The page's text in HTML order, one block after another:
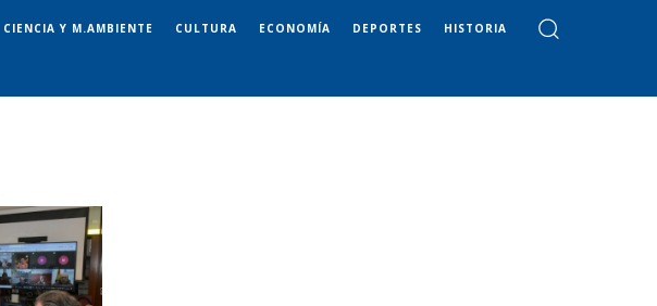
CIENCIA Y M.AMBIENTE CULTURA ECONOMÍA DEPORTES HISTORIA